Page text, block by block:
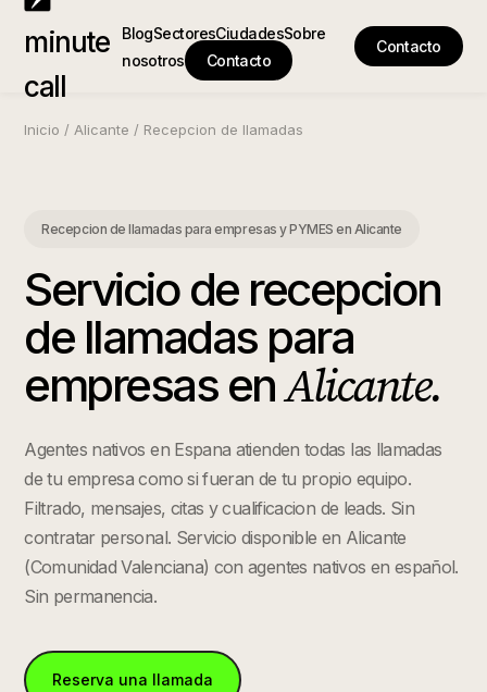
minute
call
BlogSectoresCiudadesSobre
nosotros
Contacto
Contacto
Inicio / Alicante / Recepcion de llamadas
Recepcion de llamadas para empresas y PYMES en Alicante
Servicio de recepcion
de llamadas para
empresasenAlicante.
Agentes nativos en Espana atienden todas las llamadas
de tu empresa como si fueran de tu propio equipo.
Filtrado, mensajes, citas y cualificacion de leads. Sin
contratar personal. Servicio disponible en Alicante
(Comunidad Valenciana) con agentes nativos en español.
Sin permanencia.
Reserva una llamada